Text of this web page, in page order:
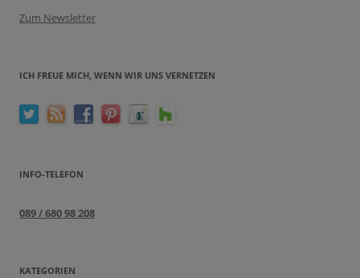
Zum Newsletter
ICH FREUE MICH, WENN WIR UNS VERNETZEN
INFO-TELEFON
089 / 680 98 208
KATEGORIEN